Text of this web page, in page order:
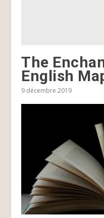
The
English
9 décembre 2019